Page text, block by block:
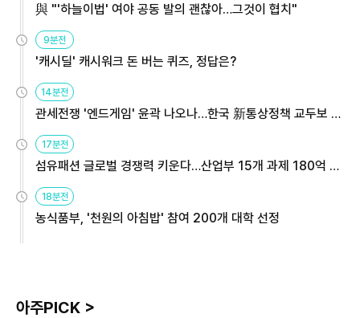
與 "'하늘이법' 여야 공동 발의 괜찮아…그것이 협치"
9분전
'캐시딜' 캐시워크 돈 버는 퀴즈, 정답은?
14분전
관세전쟁 '엔드게임' 윤곽 나오나…한국 新통상정책 교두보 활
17분전
섬유패션 글로벌 경쟁력 키운다…산업부 15개 과제 180억 지
18분전
농식품부, '천원의 아침밥' 참여 200개 대학 선정
아주PICK >